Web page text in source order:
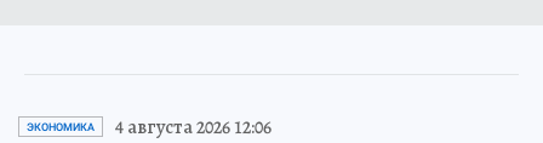
ЭКОНОМИКА 4 августа 2026 12:06